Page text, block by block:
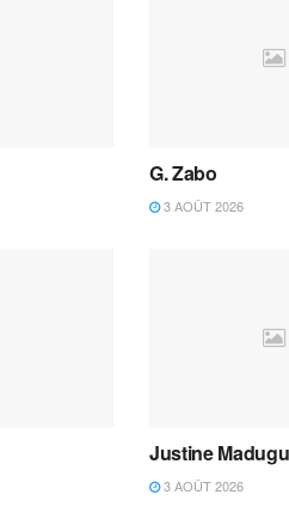
G. Zabo
3 AOÛT 2026
Justine Madugu
3 AOÛT 2026